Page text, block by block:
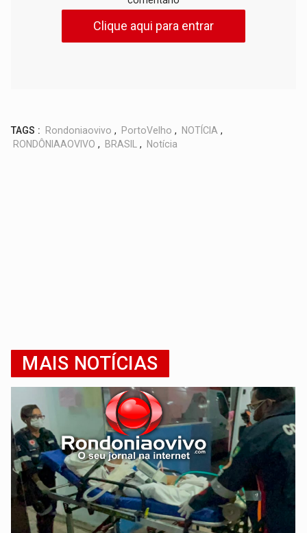
Clique aqui para entrar
TAGS : Rondoniaovivo , PortoVelho , NOTÍCIA ,
RONDÔNIAAOVIVO , BRASIL , Notícia
MAIS NOTÍCIAS